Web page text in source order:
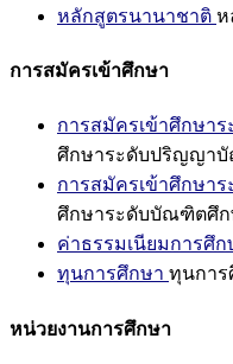
หลักสูตรนานาชาติ ห
การสมัครเข้าศึกษา
การสมัครเข้าศึกษ
ศึกษาระดับปริญญา
การสมัครเข้าศึกษา
ศึกษาระดับบัณฑิตศึก
ค่าธรรมเนียมการศึก
ทุนการศึกษา ทุนการ
หน่วยงานการศึกษา